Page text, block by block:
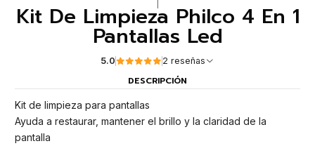
Kit De Limpieza Philco 4 En 1
Pantallas Led
5.0 2 reseñas
DESCRIPCIÓN
Kit de limpieza para pantallas
Ayuda a restaurar, mantener el brillo y la claridad de la
pantalla